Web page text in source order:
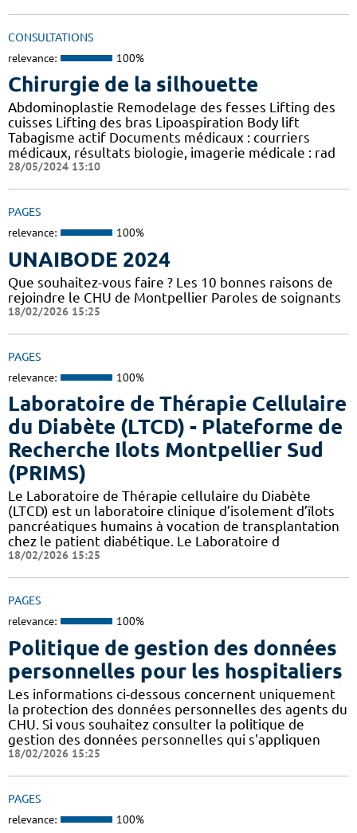
CONSULTATIONS
relevance: 100%
Chirurgie de la silhouette
Abdominoplastie Remodelage des fesses Lifting des
cuisses Lifting des bras Lipoaspiration Body lift
Tabagisme actif Documents médicaux : courriers
médicaux, résultats biologie, imagerie médicale : rad
28/05/2024 13:10
PAGES
relevance: 100%
UNAIBODE 2024
Que souhaitez-vous faire ? Les 10 bonnes raisons de
rejoindre le CHU de Montpellier Paroles de soignants
18/02/2026 15:25
PAGES
relevance: 100%
Laboratoire de Thérapie Cellulaire
du Diabète (LTCD) - Plateforme de
Recherche Ilots Montpellier Sud
(PRIMS)
Le Laboratoire de Thérapie cellulaire du Diabète
(LTCD) est un laboratoire clinique d’isolement d’îlots
pancréatiques humains à vocation de transplantation
chez le patient diabétique. Le Laboratoire d
18/02/2026 15:25
PAGES
relevance: 100%
Politique de gestion des données
personnelles pour les hospitaliers
Les informations ci-dessous concernent uniquement
la protection des données personnelles des agents du
CHU. Si vous souhaitez consulter la politique de
gestion des données personnelles qui s'appliquen
18/02/2026 15:25
PAGES
relevance: 100%